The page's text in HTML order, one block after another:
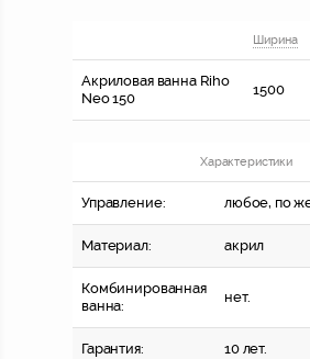
Ширина
Акриловая ванна Riho
Neo 150
1500
Характеристики
Управление: любое, по
Материал: акрил
Комбинированная
ванна:
нет.
Гарантия: 10 лет.